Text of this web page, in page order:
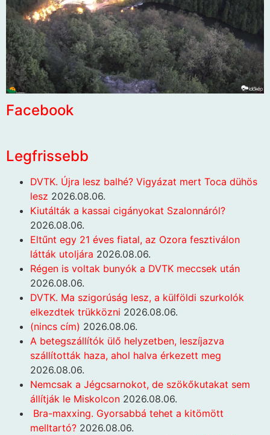
Facebook
Legfrissebb
DVTK. Újra lesz balhé? Vigyázat mert Toca dühös
lesz 2026.08.06.
Kiutálták a kassai cigányokat Szalonnáról?
2026.08.06.
Eltűnt egy 21 éves fiatal, az Ozora fesztiválon
látták utoljára 2026.08.06.
Régen is voltak bunyók a DVTK meccsek után
2026.08.06.
DVTK. Ma szigorúság lesz, a külföldi szurkolók
elkezdtek trükközni 2026.08.06.
(nincs cím) 2026.08.06.
A betegszállítók ülő helyzetben, leszíjazva
szállították haza, ahol halva érkezett meg
2026.08.06.
Nemcsak a Jégcsarnokot, de szökőkutakat sem
állítják le Miskolcon 2026.08.06.
Bra-maxxing. Gyorsabbá tehet a kitömött
melltartó? 2026.08.06.